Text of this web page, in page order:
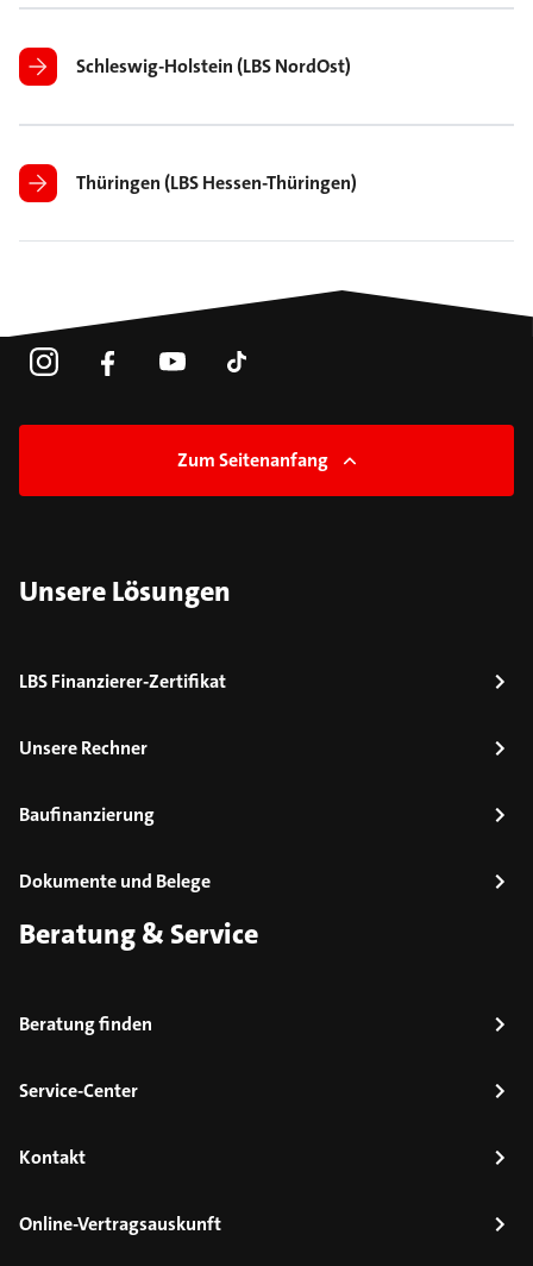
Schleswig-Holstein (LBS NordOst)
Thüringen (LBS Hessen-Thüringen)
Zum Seitenanfang
Unsere Lösungen
LBS Finanzierer-Zertifikat
Unsere Rechner
Baufinanzierung
Dokumente und Belege
Beratung & Service
Beratung finden
Service-Center
Kontakt
Online-Vertragsauskunft